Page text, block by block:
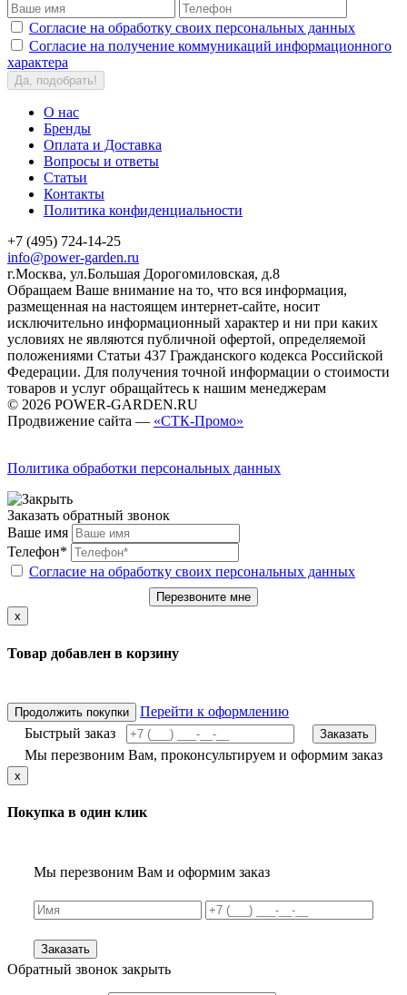
Согласие на обработку своих персональных данных
Согласие на получение коммуникаций информационного
характера
Да, подобрать!
О нас
Бренды
Оплата и Доставка
Вопросы и ответы
Статьи
Контакты
Политика конфиденциальности
+7 (495) 724-14-25
info@power-garden.ru
г.Москва, ул.Большая Дорогомиловская, д.8
Обращаем Ваше внимание на то, что вся информация,
размещенная на настоящем интернет-сайте, носит
исключительно информационный характер и ни при каких
условиях не являются публичной офертой, определяемой
положениями Статьи 437 Гражданского кодекса Российской
Федерации. Для получения точной информации о стоимости
товаров и услуг обращайтесь к нашим менеджерам
© 2026 POWER-GARDEN.RU
Продвижение сайта — «СТК-Промо»
Политика обработки персональных данных
Заказать обратный звонок
Ваше имя
Телефон*
Согласие на обработку своих персональных данных
Перезвоните мне
x
Товар добавлен в корзину
Продолжить покупки
Перейти к оформлению
Быстрый заказ
Заказать
Мы перезвоним Вам, проконсультируем и оформим заказ
x
Покупка в один клик
Мы перезвоним Вам и оформим заказ
Заказать
Обратный звонок закрыть